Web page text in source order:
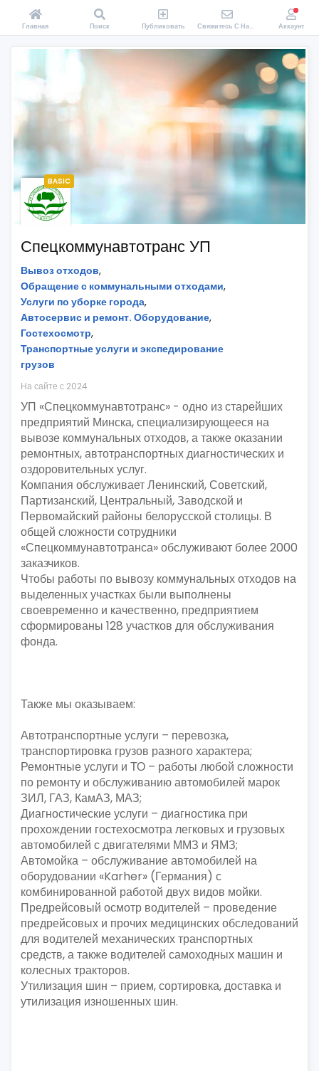
BASIC
Спецкоммунавтотранс УП
Вывоз отходов,
Обращение с коммунальными отходами,
Услуги по уборке города,
Автосервис и ремонт. Оборудование,
Гостехосмотр,
Транспортные услуги и экспедирование
грузов
На сайте с 2024
УП «Спецкоммунавтотранс» - одно из старейших
предприятий Минска, специализирующееся на
вывозе коммунальных отходов, а также оказании
ремонтных, автотранспортных диагностических и
оздоровительных услуг.
Компания обслуживает Ленинский, Советский,
Партизанский, Центральный, Заводской и
Первомайский районы белорусской столицы. В
общей сложности сотрудники
«Спецкоммунавтотранса» обслуживают более 2000
заказчиков.
Чтобы работы по вывозу коммунальных отходов на
выделенных участках были выполнены
своевременно и качественно, предприятием
сформированы 128 участков для обслуживания
фонда.
Также мы оказываем:
Автотранспортные услуги – перевозка,
транспортировка грузов разного характера;
Ремонтные услуги и ТО – работы любой сложности
по ремонту и обслуживанию автомобилей марок
ЗИЛ, ГАЗ, КамАЗ, МАЗ;
Диагностические услуги – диагностика при
прохождении гостехосмотра легковых и грузовых
автомобилей с двигателями ММЗ и ЯМЗ;
Автомойка – обслуживание автомобилей на
оборудовании «Karher» (Германия) с
комбинированной работой двух видов мойки.
Предрейсовый осмотр водителей – проведение
предрейсовых и прочих медицинских обследований
для водителей механических транспортных
средств, а также водителей самоходных машин и
колесных тракторов.
Утилизация шин – прием, сортировка, доставка и
утилизация изношенных шин.
Главная Поиск Публиковать Свяжитесь С Нами Аккаунт